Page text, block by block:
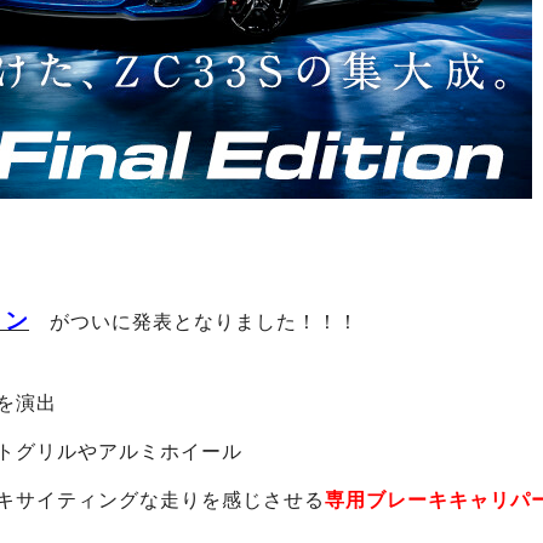
がついに発表となりました！！！
演出
グリルやアルミホイール
サイティングな走りを感じさせる専用ブレーキキャリパ